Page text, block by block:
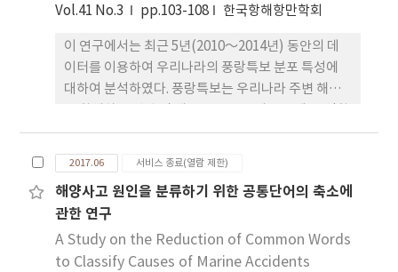
레스치(ESS) 을 함께 적용하여 유효성을 확인하였
Vol.41 No.3
pp.103-108 한국항해항만학회
이 연구에서는 최근 5년(2010～2014년) 동안의 데
이터를 이용하여 우리나라의 풍랑특보 분포 특성에
대하여 분석하였다. 풍랑특보는 우리나라 주변 해역
을 미치므로 중요한 의미를 가진다. 풍랑특보는 한반
도의 동측 즉, 동해남부 및 동해중부 해역, 남해동부
해역에서 많이 나타난다. 이 결과는 온대저기압의 이
동과 발달, 계절풍의 세기 등과 밀접히 관련되어 있
다. 그리고 풍랑특보는 12월에 가장 많고, 1월과 3～4
월에도 높은 빈도수를 보인다. 계절로 구분해 보면, 겨
울 〉봄 〉가을 〉여름의 관계를 확 인할 수 있는데,
2017.06 서비스 종료(열람 제한)
해양사고 원인을 분류하기 위한 공통단어의 축소에
관한 연구
A Study on the Reduction of Common Words
to Classify Causes of Marine Accidents